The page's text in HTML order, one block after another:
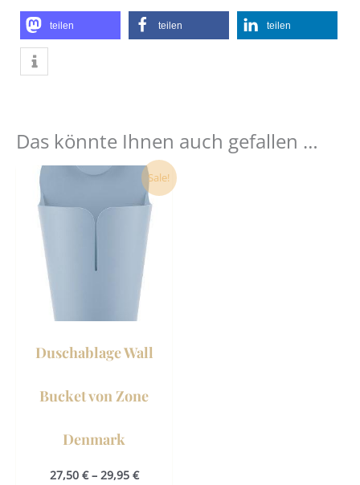
teilen teilen teilen
Das könnte Ihnen auch gefallen …
Sale!
Duschablage Wall
Bucket von Zone
Denmark
27,50 €– 29,95 €
Dieses
Produkt